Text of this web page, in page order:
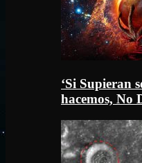
‘Si Supieran
hacemos,